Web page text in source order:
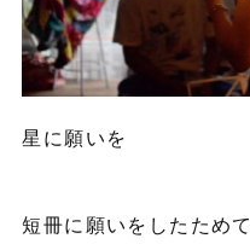
星に願いを
短冊に願いをしたためて